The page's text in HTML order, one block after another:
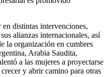
distintas intervenciones,
alianzas internacionales, así
la organización en cumbres
Arabia Saudita,
a las mujeres a proyectarse
y abrir camino para otras